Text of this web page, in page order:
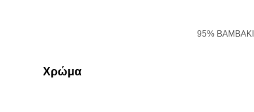
95%
Χρώμα